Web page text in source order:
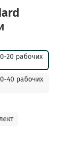
20 рабочих
40 рабочих